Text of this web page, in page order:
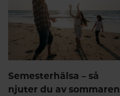
Semesterhälsa – så
njuter du av sommaren